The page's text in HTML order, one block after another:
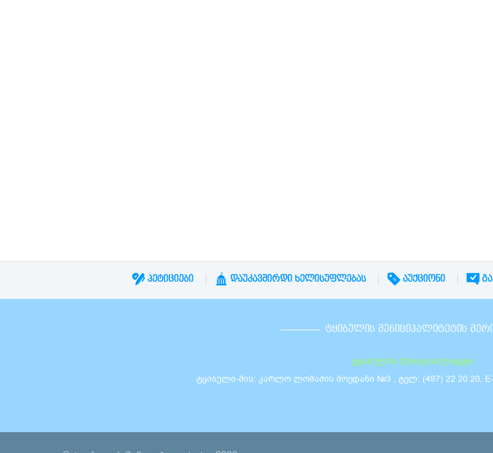
ᲞᲔᲢᲘᲪᲘᲔᲑᲘ ᲓᲐᲣᲙᲐᲕᲨᲘᲠᲓᲘ ᲮᲔᲚᲘᲡᲣᲤᲚᲔᲑᲐᲡ ᲐᲣᲥᲪᲘᲝᲜᲘ
ᲢᲧᲘᲑᲣᲚᲘᲡ ᲛᲣᲜᲘᲪᲘᲞᲐᲚᲘᲢᲔᲢᲘᲡ
ტყიბულის მუნიციპალიტეტი
ტყიბული-მის: კარლო ლომაძის მოედანი №3 , ტელ: (497) 22 20 20, E-